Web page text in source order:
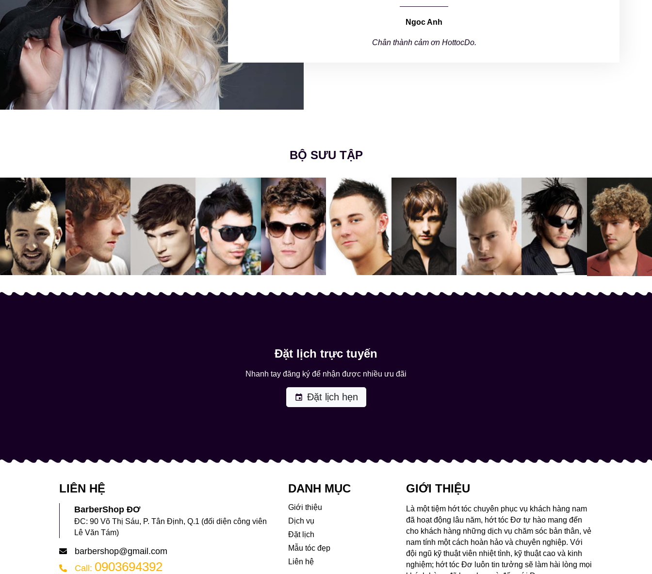
Ngoc Anh
cảm ơn HottocDo.
Ngoc Anh
Chân thành cảm ơn HottocDo.
BỘ SƯU TẬP
Đặt lịch trực tuyến
Nhanh tay đăng ký để nhận được nhiều ưu đãi
event Đặt lịch hẹn
LIÊN HỆ
BarberShop ĐƠ
ĐC: 90 Võ Thị Sáu, P. Tân Định, Q.1 (đối diện công viên
Lê Văn Tám)
barbershop@gmail.com
Call: 0903694392
DANH MỤC
Giới thiệu
Dịch vụ
Đặt lịch
Mẫu tóc đẹp
Liên hệ
GIỚI THIỆU
Là một tiệm hớt tóc chuyên phục vụ khách hàng nam
đã hoạt động lâu năm, hớt tóc Đơ tự hào mang đến
cho khách hàng những dịch vụ chăm sóc bản thân, vẻ
nam tính một cách hoàn hảo và chuyên nghiệp. Với
đội ngũ kỹ thuật viên nhiệt tình, kỹ thuật cao và kinh
nghiệm; hớt tóc Đơ luôn tin tưởng sẽ làm hài lòng mọi